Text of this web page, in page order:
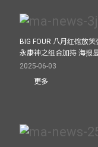
BIG FOUR 八月红馆放
永康神之组合加持 海报
2025-06-03
更多